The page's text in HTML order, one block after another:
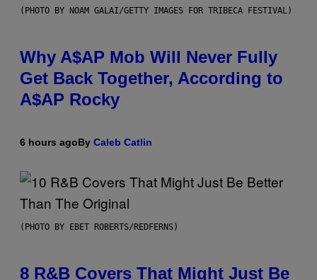
(PHOTO BY NOAM GALAI/GETTY IMAGES FOR TRIBECA FESTIVAL)
Why A$AP Mob Will Never Fully
Get Back Together, According to
A$AP Rocky
6 hours agoBy Caleb Catlin
(PHOTO BY EBET ROBERTS/REDFERNS)
8 R&B Covers That Might Just Be